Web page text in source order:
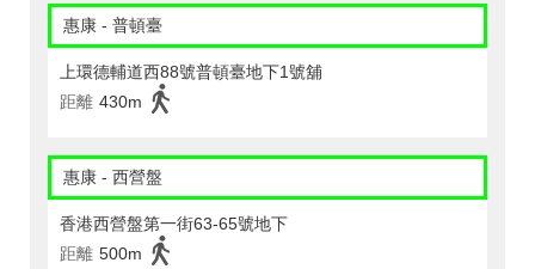
惠康 - 普頓臺
上環德輔道西88號普頓臺地下1號舖
距離 430m
惠康 - 西營盤
香港西營盤第一街63-65號地下
距離 500m